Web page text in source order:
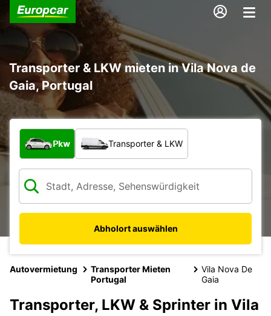
Transporter & LKW mieten in Vila Nova de
Gaia, Portugal
Welche Art von Fahrzeug?
Pkw Transporter & LKW
Abholort auswählen
Autovermietung
Transporter Mieten
Portugal
Vila Nova De
Gaia
Transporter, LKW & Sprinter in Vila